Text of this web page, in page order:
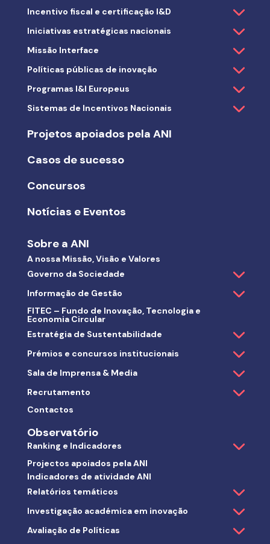
Incentivo fiscal e certificação I&D
Iniciativas estratégicas nacionais
Missão Interface
Políticas públicas de inovação
Programas I&I Europeus
Sistemas de Incentivos Nacionais
Projetos apoiados pela ANI
Casos de sucesso
Concursos
Notícias e Eventos
Sobre a ANI
A nossa Missão, Visão e Valores
Governo da Sociedade
Informação de Gestão
FITEC – Fundo de Inovação, Tecnologia e
Economia Circular
Estratégia de Sustentabilidade
Prémios e concursos institucionais
Sala de Imprensa & Media
Recrutamento
Contactos
Observatório
Ranking e Indicadores
Projectos apoiados pela ANI
Indicadores de atividade ANI
Relatórios temáticos
Investigação académica em inovação
Avaliação de Políticas